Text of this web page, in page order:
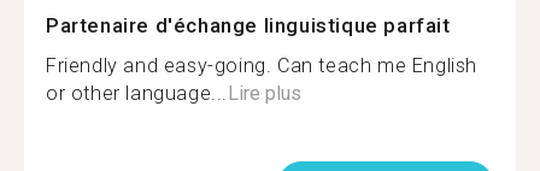
Partenaire d'échange linguistique parfait
Friendly and easy-going. Can teach me English
or other language...Lire plus